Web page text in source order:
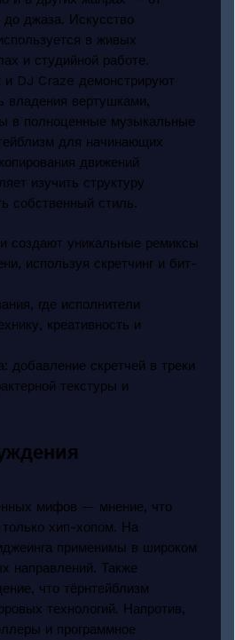
до джаза. Искусство
в живых
и студийной работе.
DJ Craze демонстрируют
владения вертушками,
в полноценные музыкальные
для начинающих
движений
изучить структуру
собственный стиль.
создают уникальные ремиксы
используя скретчинг и бит-
где исполнители
креативность и
добавление скретчей в треки
текстуры и
мифов — мнение, что
только хип-хопом. На
применимы в широком
направлений. Также
что тёрнтейблизм
технологий. Напротив,
и программное